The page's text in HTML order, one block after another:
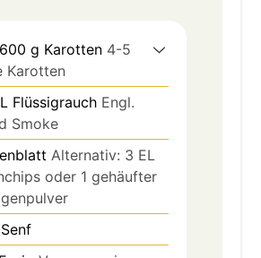
g Karotten 4-5
Karotten
Flüssigrauch Engl.
Smoke
Alternativ: 3 EL
oder 1 gehäufter
Senf